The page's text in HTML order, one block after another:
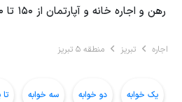
رهن و اجاره خانه و آپارتمان از 150 تا 200 متر در منطقه 5 تبریز
اجاره تبریز منطقه 5 تبریز
یک خوابه دو خوابه سه خوابه